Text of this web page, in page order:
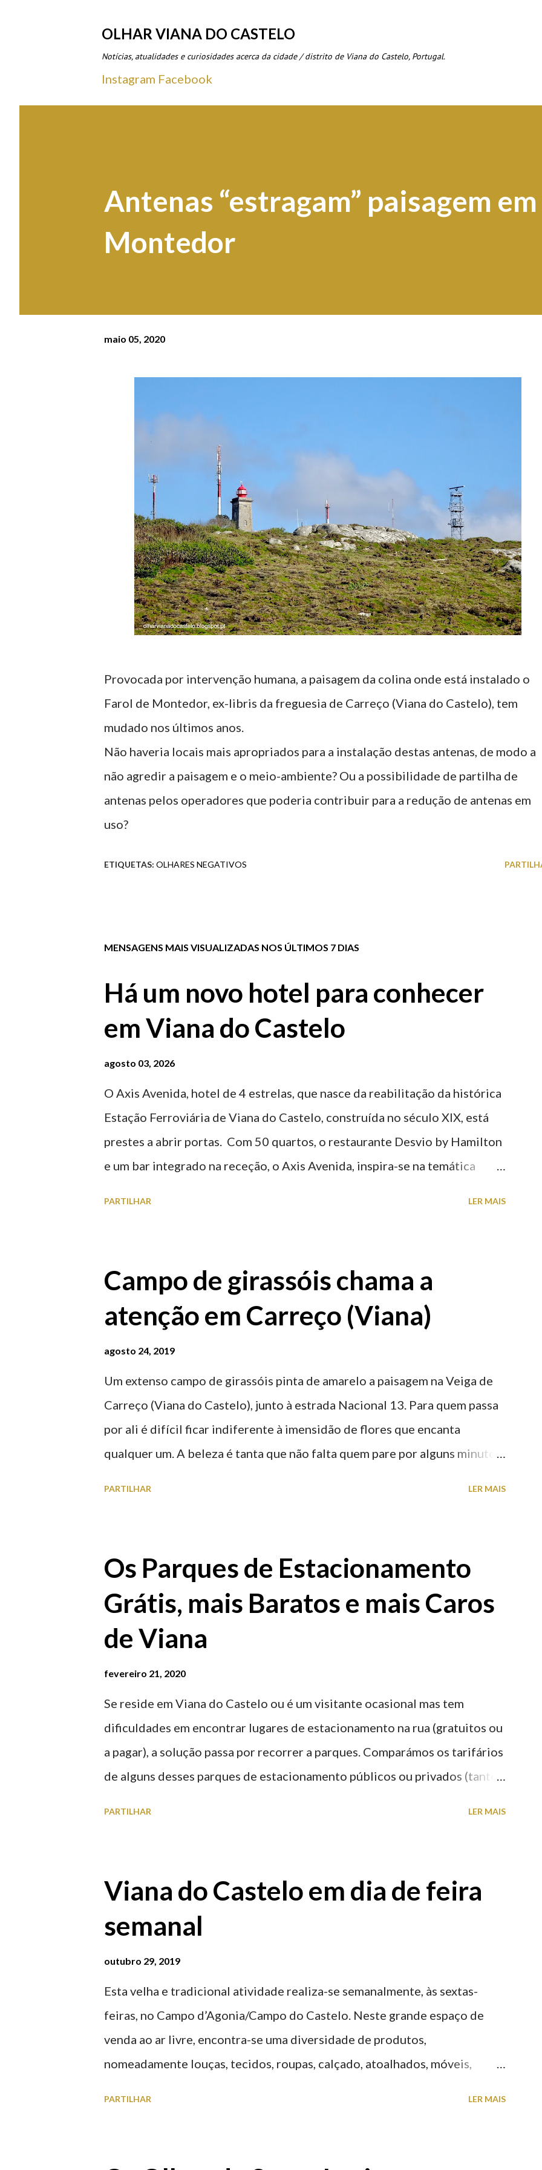
OLHAR VIANA DO CASTELO
Notícias, atualidades e curiosidades acerca da cidade / distrito de Viana do Castelo, Portugal.
Instagram Facebook
Antenas “estragam” paisagem em
Montedor
maio 05, 2020
Provocada por intervenção humana, a paisagem da colina onde está instalado o
Farol de Montedor, ex-libris da freguesia de Carreço (Viana do Castelo), tem
mudado nos últimos anos.
Não haveria locais mais apropriados para a instalação destas antenas, de modo a
não agredir a paisagem e o meio-ambiente? Ou a possibilidade de partilha de
antenas pelos operadores que poderia contribuir para a redução de antenas em
uso?
ETIQUETAS: OLHARES NEGATIVOS
MENSAGENS MAIS VISUALIZADAS NOS ÚLTIMOS 7 DIAS
Há um novo hotel para conhecer
em Viana do Castelo
agosto 03, 2026
O Axis Avenida, hotel de 4 estrelas, que nasce da reabilitação da histórica
Estação Ferroviária de Viana do Castelo, construída no século XIX, está
prestes a abrir portas. Com 50 quartos, o restaurante Desvio by Hamilton
e um bar integrado na receção, o Axis Avenida, inspira-se na temática
PARTILHAR LER MAIS
Campo de girassóis chama a
atenção em Carreço (Viana)
agosto 24, 2019
Um extenso campo de girassóis pinta de amarelo a paisagem na Veiga de
Carreço (Viana do Castelo), junto à estrada Nacional 13. Para quem passa
por ali é difícil ficar indiferente à imensidão de flores que encanta
qualquer um. A beleza é tanta que não falta quem pare por alguns minutos
PARTILHAR LER MAIS
Os Parques de Estacionamento
Grátis, mais Baratos e mais Caros
de Viana
fevereiro 21, 2020
Se reside em Viana do Castelo ou é um visitante ocasional mas tem
dificuldades em encontrar lugares de estacionamento na rua (gratuitos ou
a pagar), a solução passa por recorrer a parques. Comparámos os tarifários
de alguns desses parques de estacionamento públicos ou privados (tanto
Parque da Estação Viana Shopping é grátis de 2ª a 5ª feira a partir das
20:00 (DIAS ÚTEIS)
PARTILHAR LER MAIS
Viana do Castelo em dia de feira
semanal
outubro 29, 2019
Esta velha e tradicional atividade realiza-se semanalmente, às sextas-
feiras, no Campo d’Agonia/Campo do Castelo. Neste grande espaço de
venda ao ar livre, encontra-se uma diversidade de produtos,
nomeadamente louças, tecidos, roupas, calçado, atoalhados, móveis,
PARTILHAR LER MAIS